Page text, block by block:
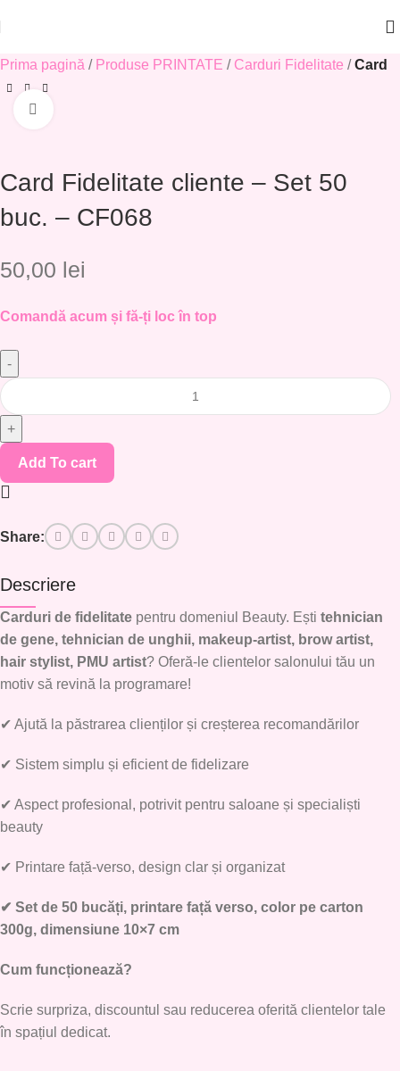
Prima pagină Produse PRINTATE Carduri Fidelitate Card
Card Fidelitate cliente – Set 50
buc. – CF068
50,00 lei
Comandă acum și fă-ți loc în top
Add To cart
Share:
Descriere
Carduri de fidelitate pentru domeniul Beauty. Ești tehnician
de gene, tehnician de unghii, makeup-artist, brow artist,
hair stylist, PMU artist? Oferă-le clientelor salonului tău un
motiv să revină la programare!
✔ Ajută la păstrarea clienților și creșterea recomandărilor
✔ Sistem simplu și eficient de fidelizare
✔ Aspect profesional, potrivit pentru saloane și specialiști
beauty
✔ Printare față-verso, design clar și organizat
✔ Set de 50 bucăți, printare față verso, color pe carton
300g, dimensiune 10×7 cm
Cum funcționează?
Scrie surpriza, discountul sau reducerea oferită clientelor tale
în spațiul dedicat.